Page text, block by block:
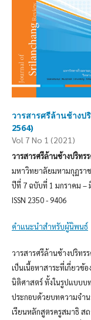
วารสารศรีล้านช้าง
2564)
Vol 7 No 1 (2021)
วารสารศรีล้านช้างปริทร
มหาวิทยาลัยมหามกุฏรา
ปีที่ 7 ฉบับที่ 1 มกราคม –
ISSN 2350 - 9406
คำแนะนำสำหรับผู้นิพนธ์
วารสารศรีล้านช้างปริท
เป็นเนื้อหาสาระที่เกี่ยว
นิติศาสตร์ ทั้งในรูปแบบบ
ประกอบด้วยบทความจำ
เรียนหลักสูตรครูสมาธิ ส